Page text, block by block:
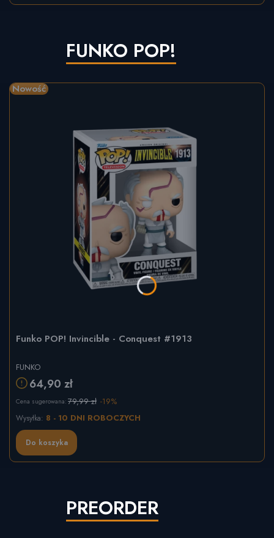
FUNKO POP!
Nowość
Funko POP! Invincible - Conquest #1913
FUNKO
64,90 zł
Cena sugerowana: 79,99 zł -19%
Do koszyka
Wysyłka: 8 - 10 DNI ROBOCZYCH
PREORDER